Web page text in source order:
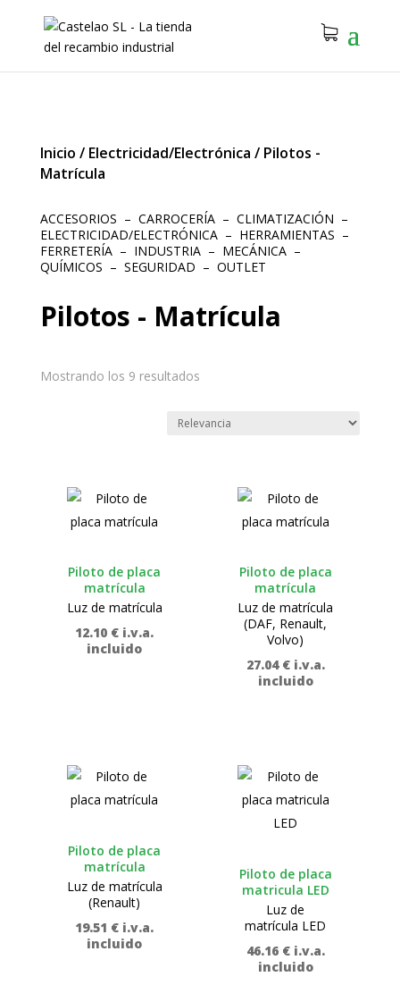
Inicio / Electricidad/Electrónica / Pilotos -
Matrícula
ACCESORIOS – CARROCERÍA– CLIMATIZACIÓN –
ELECTRICIDAD/ELECTRÓNICA– HERRAMIENTAS –
FERRETERÍA– INDUSTRIA – MECÁNICA–
QUÍMICOS – SEGURIDAD – OUTLET
Pilotos - Matrícula
Mostrando los 9 resultados
Piloto de placa
matrícula
Luz de matrícula
12.10 € i.v.a.
incluido
Piloto de placa
matrícula
Luz de matrícula
(DAF, Renault,
Volvo)
27.04 € i.v.a.
incluido
Piloto de placa
matrícula
Luz de matrícula
(Renault)
19.51 € i.v.a.
incluido
Piloto de placa
matricula LED
Luz de
matrícula LED
46.16 € i.v.a.
incluido